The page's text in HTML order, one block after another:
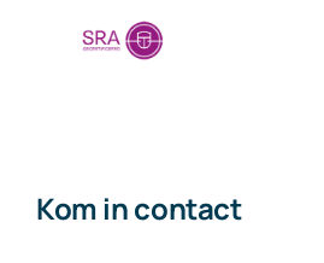
Kom in contact